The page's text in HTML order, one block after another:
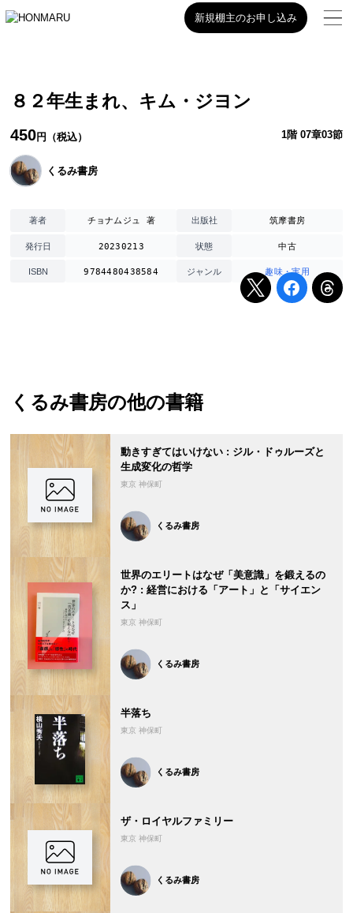
新規棚主のお申し込み
８２年生まれ、キム・ジヨン
450円（税込） 1階 07章03節
くるみ書房
著者 チョナムジュ 著 出版社 筑摩書房
発行日 20230213 状態 中古
ISBN 9784480438584 ジャンル 趣味・実用
くるみ書房の他の書籍
動きすぎてはいけない : ジル・ドゥルーズと
生成変化の哲学
東京 神保町
くるみ書房
世界のエリートはなぜ「美意識」を鍛えるの
か? : 経営における「アート」と「サイエン
ス」
東京 神保町
くるみ書房
半落ち
東京 神保町
くるみ書房
ザ・ロイヤルファミリー
東京 神保町
くるみ書房